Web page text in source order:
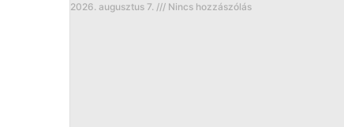
2026. augusztus 7. Nincs hozzászólás